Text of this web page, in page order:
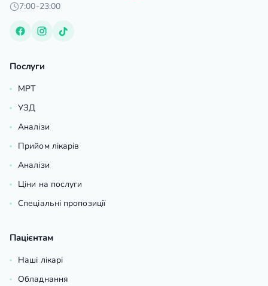
7:00-23:00
Послуги
МРТ
УЗД
Аналізи
Прийом лікарів
Аналізи
Ціни на послуги
Спеціальні пропозиції
Пацієнтам
Наші лікарі
Обладнання